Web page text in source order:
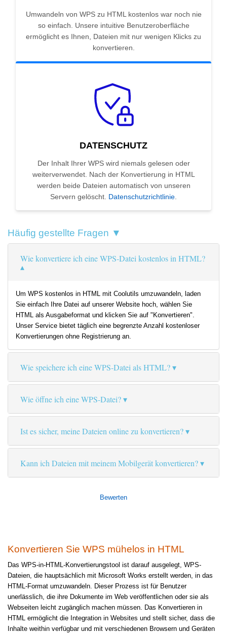
Umwandeln von WPS zu HTML kostenlos war noch nie
so einfach. Unsere intuitive Benutzeroberfläche
ermöglicht es Ihnen, Dateien mit nur wenigen Klicks zu
konvertieren.
DATENSCHUTZ
Der Inhalt Ihrer WPS wird niemals gelesen oder
weiterverwendet. Nach der Konvertierung in HTML
werden beide Dateien automatisch von unseren
Servern gelöscht. Datenschutzrichtlinie.
Häufig gestellte Fragen ▼
Wie konvertiere ich eine WPS-Datei kostenlos in HTML?
Um WPS kostenlos in HTML mit Coolutils umzuwandeln, laden
Sie einfach Ihre Datei auf unserer Website hoch, wählen Sie
HTML als Ausgabeformat und klicken Sie auf "Konvertieren".
Unser Service bietet täglich eine begrenzte Anzahl kostenloser
Konvertierungen ohne Registrierung an.
Wie speichere ich eine WPS-Datei als HTML?
Wie öffne ich eine WPS-Datei?
Ist es sicher, meine Dateien online zu konvertieren?
Kann ich Dateien mit meinem Mobilgerät konvertieren?
Bewerten
Konvertieren Sie WPS mühelos in HTML
Das WPS-in-HTML-Konvertierungstool ist darauf ausgelegt, WPS-
Dateien, die hauptsächlich mit Microsoft Works erstellt werden, in das
HTML-Format umzuwandeln. Dieser Prozess ist für Benutzer
unerlässlich, die ihre Dokumente im Web veröffentlichen oder sie als
Webseiten leicht zugänglich machen müssen. Das Konvertieren in
HTML ermöglicht die Integration in Websites und stellt sicher, dass die
Inhalte weithin verfügbar und mit verschiedenen Browsern und Geräten